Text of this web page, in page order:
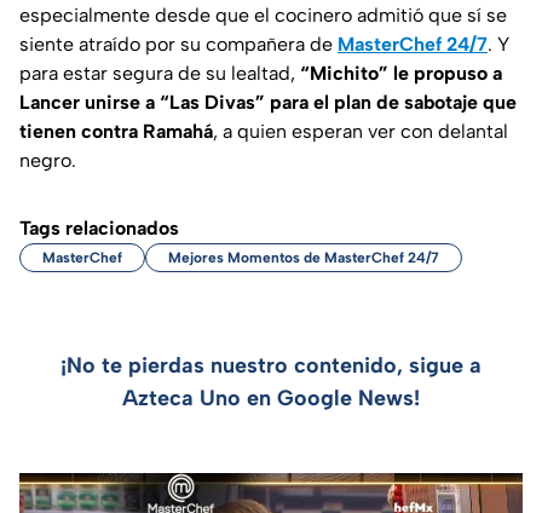
especialmente desde que el cocinero admitió que sí se
siente atraído por su compañera de MasterChef 24/7. Y
para estar segura de su lealtad, “Michito” le propuso a
Lancer unirse a “Las Divas” para el plan de sabotaje que
tienen contra Ramahá, a quien esperan ver con delantal
negro.
Tags relacionados
MasterChef Mejores Momentos de MasterChef 24/7
¡No te pierdas nuestro contenido, sigue a
Azteca Uno en Google News!